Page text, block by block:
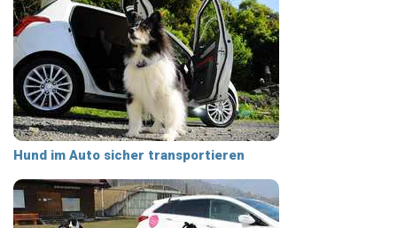
Hund im Auto sicher transportieren